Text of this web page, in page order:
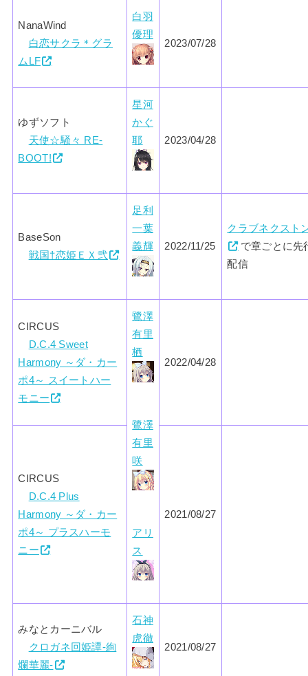
NanaWind
白恋サクラ＊グラ
ムLF
白羽
優理
2023/07/28
ゆずソフト
天使☆騒々 RE-
BOOT!
星河
かぐ
耶
2023/04/28
BaseSon
戦国†恋姫ＥＸ弐
足利
一葉
義輝
2022/11/25
クラブネクスト
で章ごとに先
配信
CIRCUS
D.C.4 Sweet
Harmony ～ダ・カー
ポ4～ スイートハー
モニー
鷺澤
有里
栖
鷺澤
有里
咲
アリ
ス
2022/04/28
CIRCUS
D.C.4 Plus
Harmony ～ダ・カー
ポ4～ プラスハーモ
ニー
2021/08/27
みなとカーニバル
クロガネ回姫譚-絢
爛華麗-
石神
虎徹
2021/08/27